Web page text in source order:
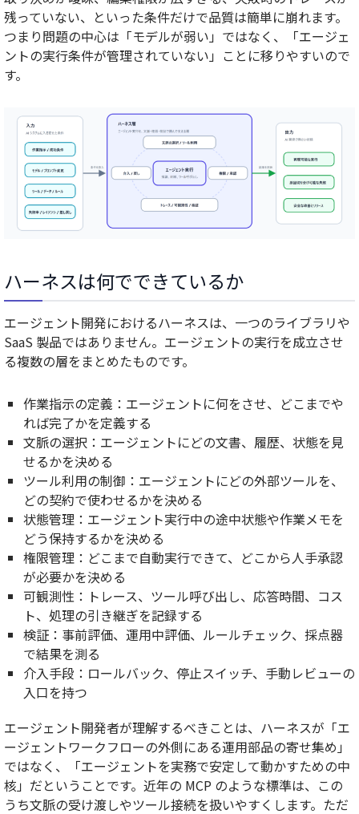
残っていない、といった条件だけで品質は簡単に崩れます。
つまり問題の中心は「モデルが弱い」ではなく、「エージェ
ントの実行条件が管理されていない」ことに移りやすいので
す。
ハーネスは何でできているか
エージェント開発におけるハーネスは、一つのライブラリや
SaaS 製品ではありません。エージェントの実行を成立させ
る複数の層をまとめたものです。
作業指示の定義 ：エージェントに何をさせ、どこまでや
れば完了かを定義する
文脈の選択 ：エージェントにどの文書、履歴、状態を見
せるかを決める
ツール利用の制御 ：エージェントにどの外部ツールを、
どの契約で使わせるかを決める
状態管理 ：エージェント実行中の途中状態や作業メモを
どう保持するかを決める
権限管理 ：どこまで自動実行できて、どこから人手承認
が必要かを決める
可観測性 ：トレース、ツール呼び出し、応答時間、コス
ト、処理の引き継ぎを記録する
検証 ：事前評価、運用中評価、ルールチェック、採点器
で結果を測る
介入手段 ：ロールバック、停止スイッチ、手動レビューの
入口を持つ
エージェント開発者が理解するべきことは、ハーネスが「エ
ージェントワークフローの外側にある運用部品の寄せ集め」
ではなく、「エージェントを実務で安定して動かすための中
核」だということです。近年の MCP のような標準は、この
うち文脈の受け渡しやツール接続を扱いやすくします。ただ